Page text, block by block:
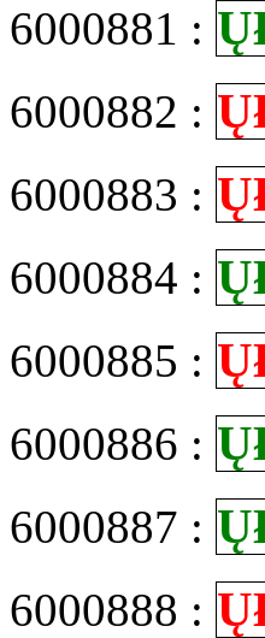
6000881 :
6000882 :
6000883 :
6000884 :
6000885 :
6000886 :
6000887 :
6000888 :